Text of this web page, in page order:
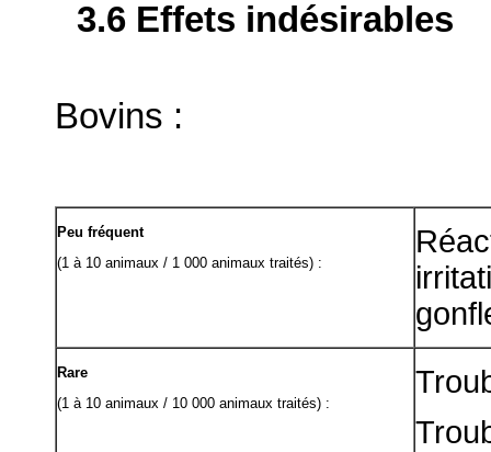
3.6 Effets indésirables
Bovins :
Peu fréquent
(1 à 10 animaux / 1 000 animaux traités) :
Rare
(1 à 10 animaux / 10 000 animaux traités) :